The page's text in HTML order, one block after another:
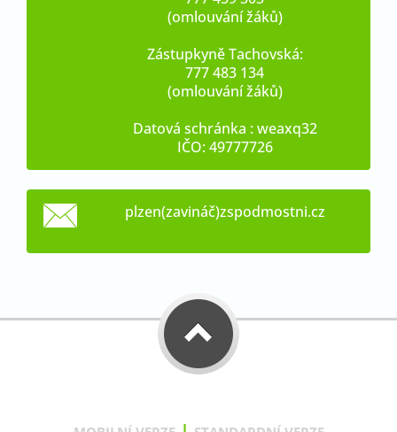
(omlouvání žáků)
Zástupkyně Tachovská:
777 483 134
(omlouvání žáků)
Datová schránka : weaxq32
IČO: 49777726
plzen(zavináč)zspodmostni.cz